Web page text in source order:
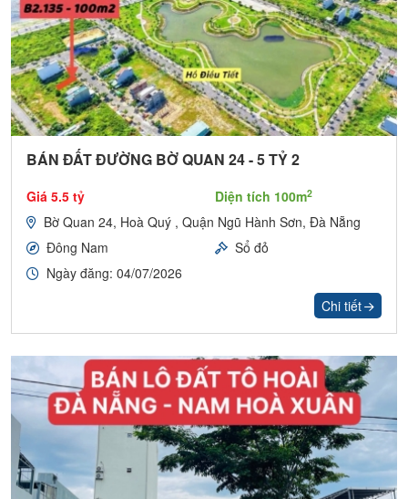
BÁN ĐẤT ĐƯỜNG BỜ QUAN 24 - 5 TỶ 2
Giá 5.5 tỷ Diện tích 100m2
Bờ Quan 24, Hoà Quý , Quận Ngũ Hành Sơn, Đà Nẵng
Đông Nam
Sổ đỏ
Ngày đăng: 04/07/2026
Chi tiết